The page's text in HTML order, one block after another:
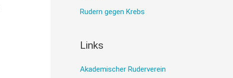
Rudern gegen Krebs
Links
Akademischer Ruderverein